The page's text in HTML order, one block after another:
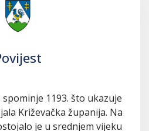
1193. što ukazuje
Križevačka županija. Na
je u srednjem vijeku